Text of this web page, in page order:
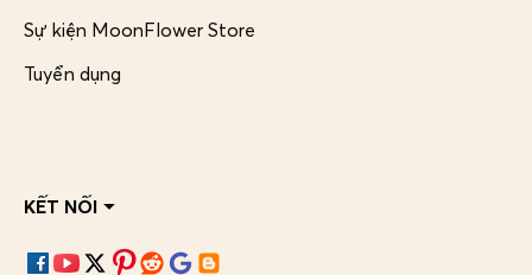
Sự kiện MoonFlower Store
Tuyển dụng
KẾT NỐI